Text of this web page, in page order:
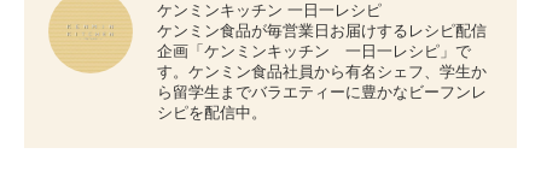
ケンミンキッチン 一日一レシピ
ケンミン食品が毎営業日お届けするレシピ配信
企画「ケンミンキッチン 一日一レシピ」で
す。ケンミン食品社員から有名シェフ、学生か
ら留学生までバラエティーに豊かなビーフンレ
シピを配信中。